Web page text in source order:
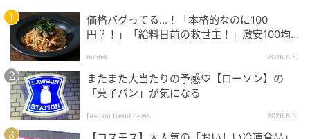
もぐナビニュース
クッキー生地を巻き込んだデニッシュに、バター入り
シュガーマーガリンをトッピングして焼き上げまし
た。 カロリー：474kcal
価格バグってる…！「本格的なのに100
円？！」「給料日前の救世主！」激安100均
michill 2026.8.5
またまた大当たりの予感♡【ローソン】の
「菓子パン」が気になる
fashion trend news 2026.8.5